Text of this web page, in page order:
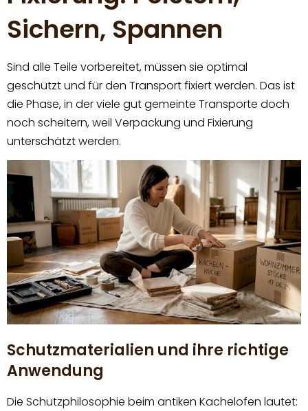
Sichern, Spannen
Sind alle Teile vorbereitet, müssen sie optimal
geschützt und für den Transport fixiert werden. Das ist
die Phase, in der viele gut gemeinte Transporte doch
noch scheitern, weil Verpackung und Fixierung
unterschätzt werden.
Schutzmaterialien und ihre richtige
Anwendung
Die Schutzphilosophie beim antiken Kachelofen lautet: